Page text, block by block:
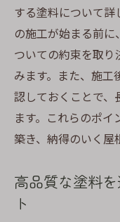
する塗料について詳
の施工が始まる前
ついての約束を取り
みます。また、施工
認しておくことで、
ます。これらのポ
築き、納得のいく屋
高品質な塗料
ト